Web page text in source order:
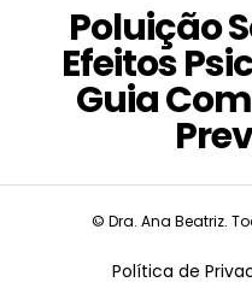
Poluição
Efeitos
Guia
© Dra. Ana Beatriz.
Política de